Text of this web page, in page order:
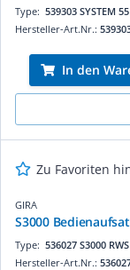
Type: 539303 SYSTEM
Hersteller-Art.Nr.:
In den
Zu Favoriten
GIRA
S3000
Type: 536027 S3000 RWS
Hersteller-Art.Nr.: